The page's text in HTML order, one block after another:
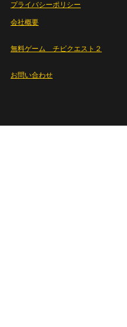
プライバシーポリシー
会社概要
無料ゲーム チビクエスト２
お問い合わせ